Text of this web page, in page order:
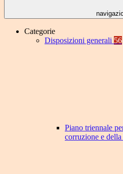
Categorie
Disposizioni generali 56
Piano triennale
corruzione e della